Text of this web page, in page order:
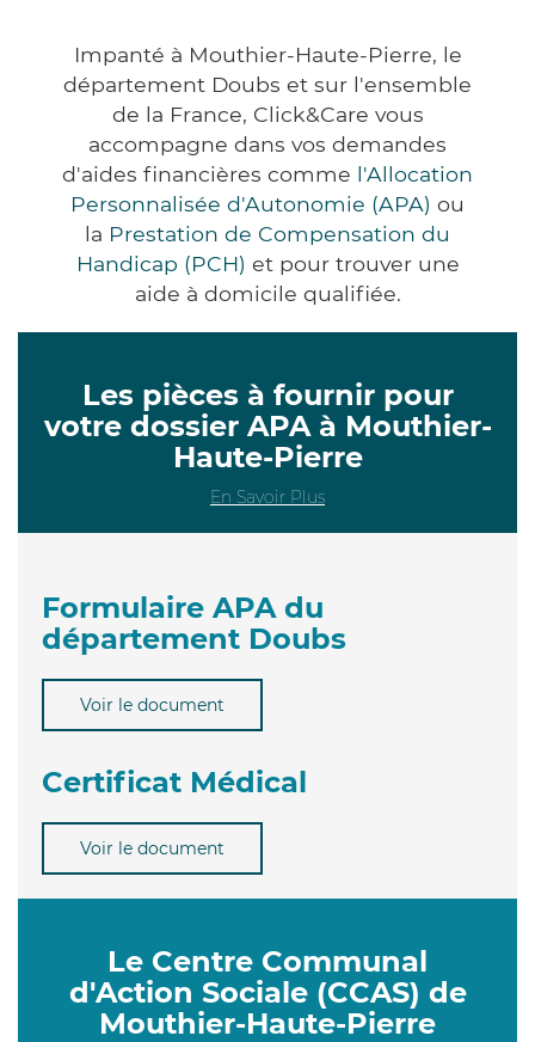
Impanté à Mouthier-Haute-Pierre, le
département Doubs et sur l'ensemble
de la France, Click&Care vous
accompagne dans vos demandes
d'aides financières comme l'Allocation
Personnalisée d'Autonomie (APA) ou
la Prestation de Compensation du
Handicap (PCH) et pour trouver une
aide à domicile qualifiée.
Les pièces à fournir pour
votre dossier APA à Mouthier-
Haute-Pierre
En Savoir Plus
Formulaire APA du
département Doubs
Voir le document
Certificat Médical
Voir le document
Le Centre Communal
d'Action Sociale (CCAS) de
Mouthier-Haute-Pierre